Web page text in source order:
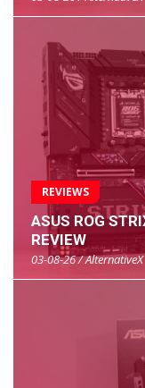
REVIEWS
ASUS ROG
REVIEW
03-08-26 / AlternativeX